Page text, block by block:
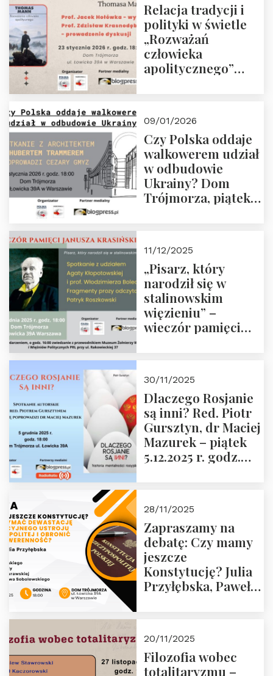
Relacja tradycji i
polityki w świetle
„Rozważań
człowieka
apolitycznego”
godz. 18:00.
Zapraszamy!
09/01/2026
Czy Polska oddaje
walkowerem udział
w odbudowie
Ukrainy? Dom
Trójmorza, piątek
11/12/2025
„Pisarz, który
narodził się w
stalinowskim
więzieniu” –
wieczór pamięci
zwiedzanie
Muzeum Żołnierzy
Wyklętych i
Więźniów
Politycznych PRL o
godz. 16:00 – 19
30/11/2025
Dlaczego Rosjanie
są inni? Red. Piotr
Gursztyn, dr Maciej
Mazurek – piątek
5.12.2025 r. godz.
28/11/2025
Zapraszamy na
debatę: Czy mamy
jeszcze
Konstytucję? Julia
Przyłębska, Paweł
Przemysław
Sobolewski – 4
20/11/2025
Filozofia wobec
totalitaryzmu –